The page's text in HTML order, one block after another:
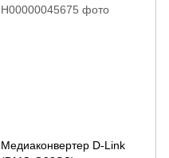
Медиаконвертер D-Link